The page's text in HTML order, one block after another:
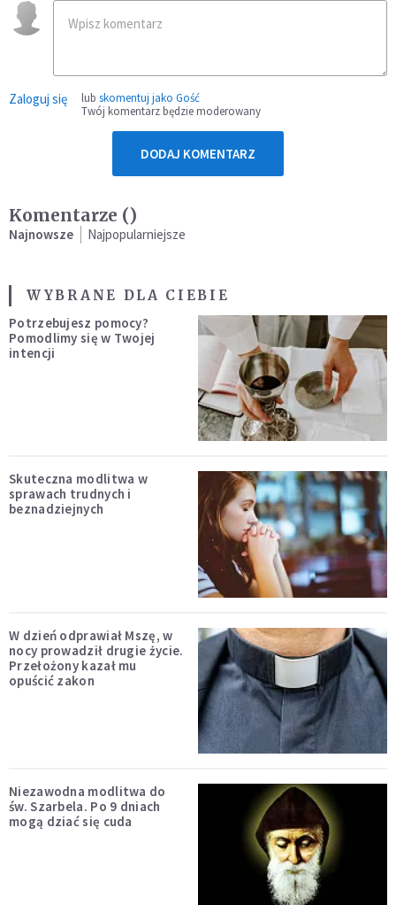
Zaloguj się lub skomentuj jako Gość
Twój komentarz będzie moderowany
DODAJ KOMENTARZ
Komentarze ()
Najnowsze Najpopularniejsze
WYBRANE DLA CIEBIE
Potrzebujesz pomocy?
Pomodlimy się w Twojej
intencji
Skuteczna modlitwa w
sprawach trudnych i
beznadziejnych
W dzień odprawiał Mszę, w
nocy prowadził drugie życie.
Przełożony kazał mu
opuścić zakon
Niezawodna modlitwa do
św. Szarbela. Po 9 dniach
mogą dziać się cuda